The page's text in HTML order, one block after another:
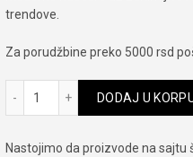
trendove.
Za porudžbine preko 5000 rsd
DODAJ U
Nastojimo da proizvode na